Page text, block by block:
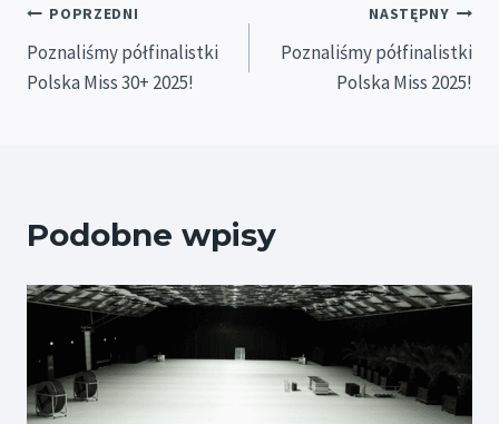
Nawigacja
wpisu
POPRZEDNI
Poznaliśmy półfinalistki
Polska Miss 30+ 2025!
NASTĘPNY
Poznaliśmy półfinalistki
Polska Miss 2025!
Podobne wpisy